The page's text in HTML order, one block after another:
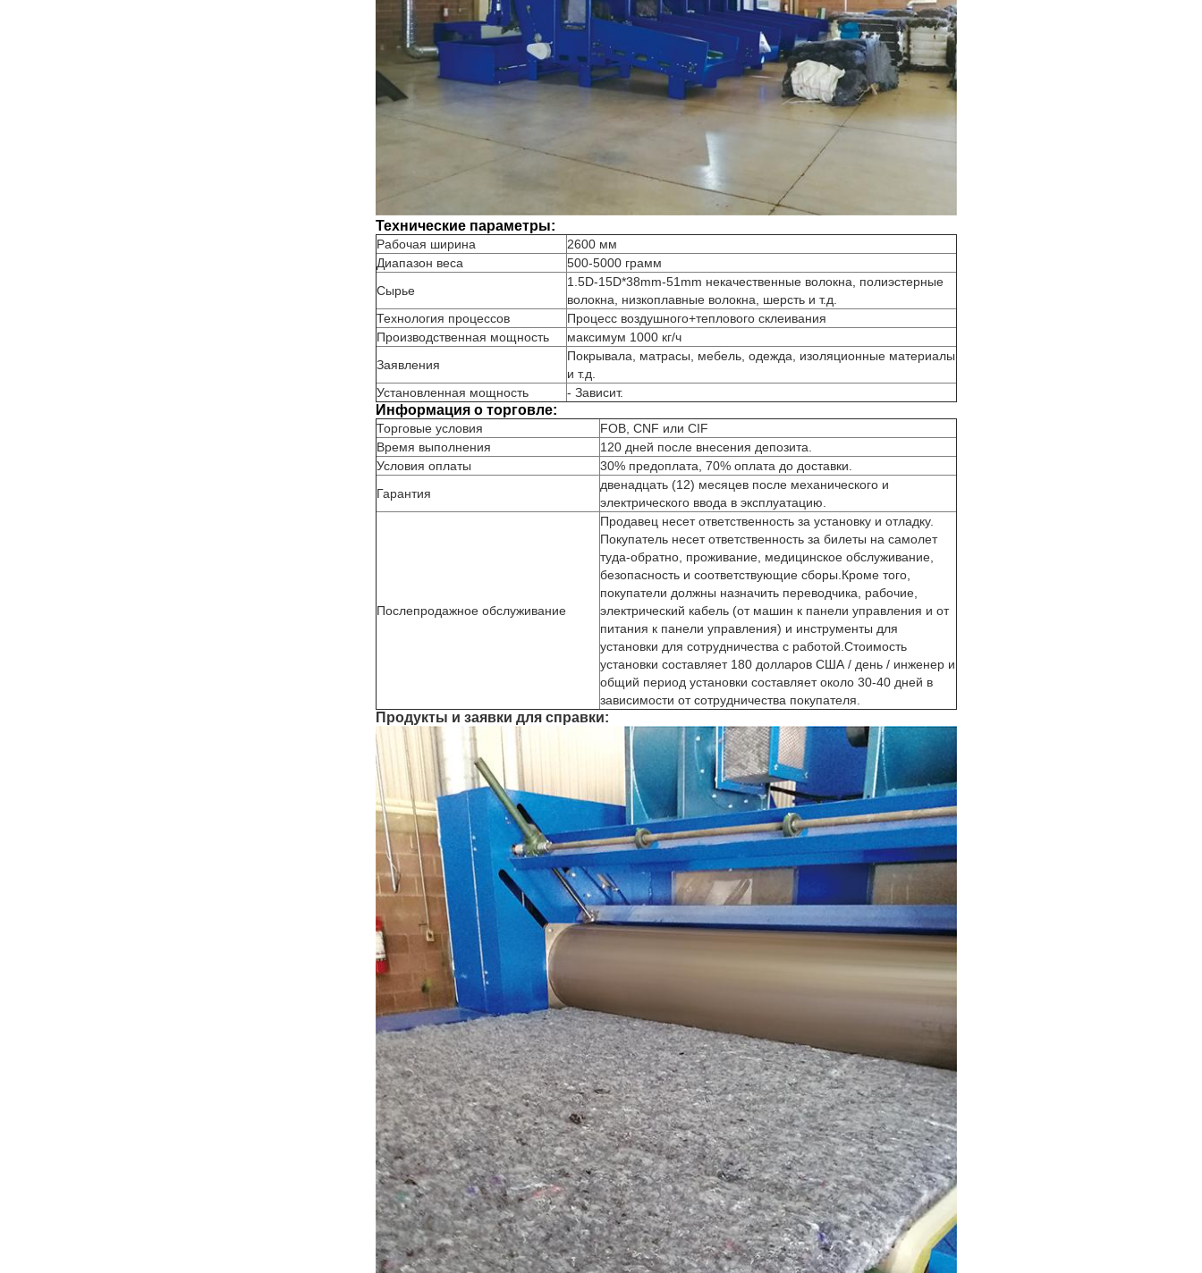
Технические параметры:
Рабочая ширина
2600 мм
Диапазон веса
500-5000 грамм
Сырье
1.5D-15D*38mm-51mm некачественные волокна, полиэстерные
волокна, низкоплавные волокна, шерсть и т.д.
Технология процессов
Процесс воздушного+теплового склеивания
Производственная мощность
максимум 1000 кг/ч
Заявления
Покрывала, матрасы, мебель, одежда, изоляционные материалы
и т.д.
Установленная мощность
- Зависит.
Информация о торговле:
Торговые условия
FOB, CNF или CIF
Время выполнения
120 дней после внесения депозита.
Условия оплаты
30% предоплата, 70% оплата до доставки.
Гарантия
двенадцать (12) месяцев после механического и
электрического ввода в эксплуатацию.
Послепродажное обслуживание
Продавец несет ответственность за установку и отладку.
Покупатель несет ответственность за билеты на самолет
туда-обратно, проживание, медицинское обслуживание,
безопасность и соответствующие сборы.Кроме того,
покупатели должны назначить переводчика, рабочие,
электрический кабель (от машин к панели управления и от
питания к панели управления) и инструменты для
установки для сотрудничества с работой.Стоимость
установки составляет 180 долларов США / день / инженер и
общий период установки составляет около 30-40 дней в
зависимости от сотрудничества покупателя.
Продукты и заявки для справки: